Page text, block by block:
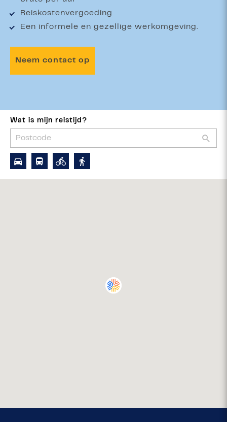
Reiskostenvergoeding
Een informele en gezellige werkomgeving.
Neem contact op
Wat is mijn reistijd?